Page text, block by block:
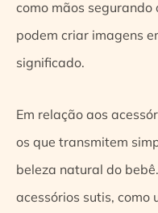
como mãos segurando
podem criar imagens
significado.
Em relação aos
os que transmitem
beleza natural do
acessórios sutis, como